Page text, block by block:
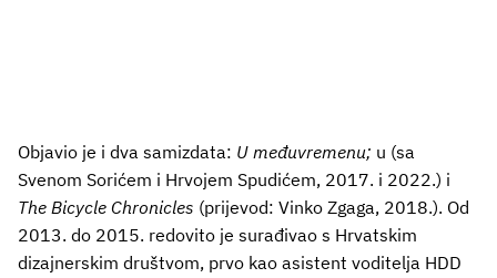
Objavio je i dva samizdata: U međuvremenu; u (sa
Svenom Sorićem i Hrvojem Spudićem, 2017. i 2022.) i
The Bicycle Chronicles (prijevod: Vinko Zgaga, 2018.). Od
2013. do 2015. redovito je surađivao s Hrvatskim
dizajnerskim društvom, prvo kao asistent voditelja HDD